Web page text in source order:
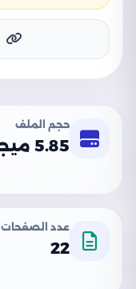
حجم الملف
5.85 ميجابايت
عدد الصفحات
22